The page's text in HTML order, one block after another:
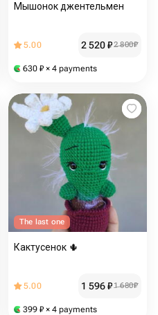
Мышонок джентельмен
5.00 2 520₽2 800₽
630 ₽ × 4 payments
The last one
Кактусенок 🌵
5.00 1 596₽1 680₽
399 ₽ × 4 payments